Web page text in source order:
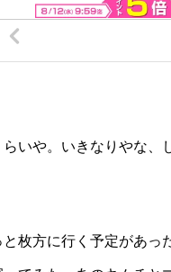
いや。いきなりやな、
枚方に行く予定があっ